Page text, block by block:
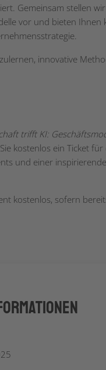
Gemeinsam stellen
vor und bieten Ihnen
innovative
trifft KI:
kostenlos ein Ticket für
und einer
kostenlos, sofern